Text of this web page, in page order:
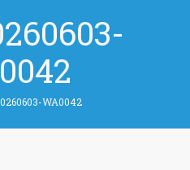
WA0042